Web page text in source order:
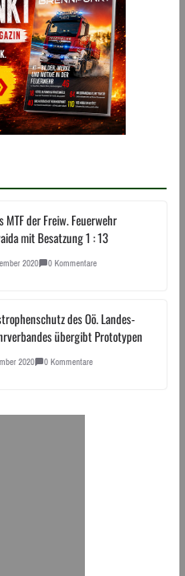
MTF der Freiw. Feuerwehr
mit Besatzung 1 : 13
2020 0 Kommentare
des Oö. Landes-
übergibt Prototypen
2020 0 Kommentare